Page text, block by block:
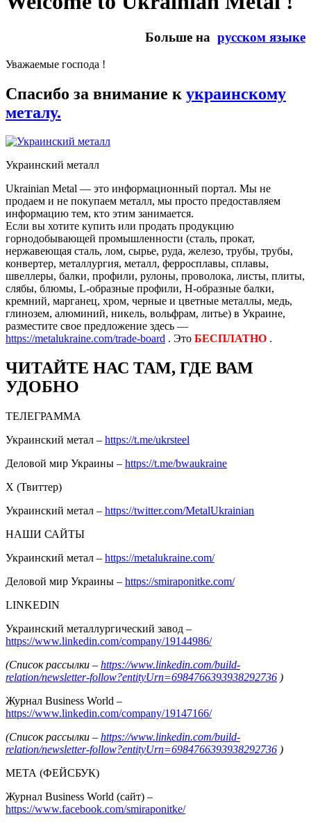
Больше на русском языке
Уважаемые господа !
Спасибо за внимание к украинскому
металу.
Украинский металл
Ukrainian Metal — это информационный портал. Мы не
продаем и не покупаем металл, мы просто предоставляем
информацию тем, кто этим занимается.
Если вы хотите купить или продать продукцию
горнодобывающей промышленности (сталь, прокат,
нержавеющая сталь, лом, сырье, руда, железо, трубы, трубы,
конвертер, металлургия, металл, ферросплавы, сплавы,
швеллеры, балки, профили, рулоны, проволока, листы, плиты,
слябы, блюмы, L-образные профили, H-образные балки,
кремний, марганец, хром, черные и цветные металлы, медь,
глинозем, алюминий, никель, вольфрам, литье) в Украине,
разместите свое предложение здесь —
https://metalukraine.com/trade-board . Это БЕСПЛАТНО .
ЧИТАЙТЕ НАС ТАМ, ГДЕ ВАМ
УДОБНО
ТЕЛЕГРАММА
Украинский метал – https://t.me/ukrsteel
Деловой мир Украины – https://t.me/bwaukraine
Х (Твиттер)
Украинский метал – https://twitter.com/MetalUkrainian
НАШИ САЙТЫ
Украинский метал – https://metalukraine.com/
Деловой мир Украины – https://smiraponitke.com/
LINKEDIN
Украинский металлургический завод –
https://www.linkedin.com/company/19144986/
(Список рассылки – https://www.linkedin.com/build-
relation/newsletter-follow?entityUrn=6984766393938292736 )
Журнал Business World –
https://www.linkedin.com/company/19147166/
(Список рассылки – https://www.linkedin.com/build-
relation/newsletter-follow?entityUrn=6984766393938292736 )
МЕТА (ФЕЙСБУК)
Журнал Business World (сайт) –
https://www.facebook.com/smiraponitke/